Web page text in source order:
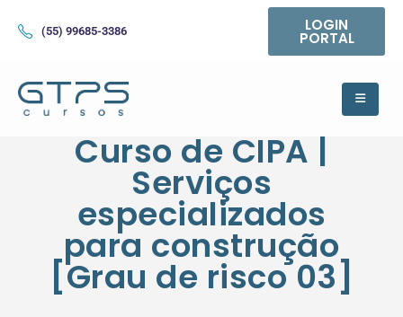
(55) 99685-3386 LOGIN
PORTAL
Curso de CIPA |
Serviços
especializados
para construção
[Grau de risco 03]